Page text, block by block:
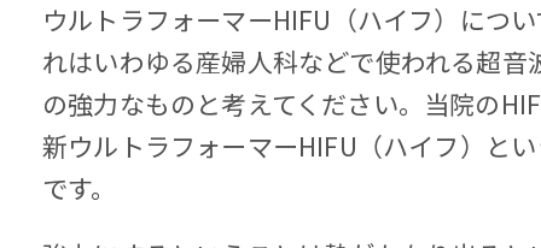
ウルトラフォーマーHIFU（ハイフ）につ
れはいわゆる産婦人科などで使われる超音
の強力なものと考えてください。当院の
新ウルトラフォーマーHIFU（ハイフ）と
です。